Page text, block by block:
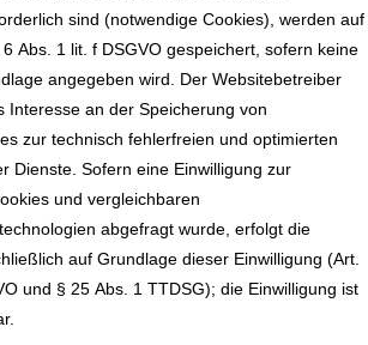
sind (notwendige Cookies), werden auf
Abs. 1 lit. f DSGVO gespeichert, sofern keine
angegeben wird. Der Websitebetreiber
Interesse an der Speicherung von
zur technisch fehlerfreien und optimierten
Dienste. Sofern eine Einwilligung zur
und vergleichbaren
abgefragt wurde, erfolgt die
auf Grundlage dieser Einwilligung (Art.
und § 25 Abs. 1 TTDSG); die Einwilligung ist